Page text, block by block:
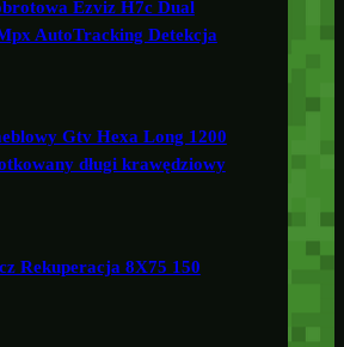
Ezviz H7c Dual
AutoTracking Detekcja
Gtv Hexa Long 1200
długi krawędziowy
Rekuperacja 8X75 150